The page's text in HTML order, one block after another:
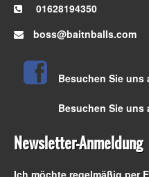
01628194350
boss@baitnballs.com
Besuchen Sie uns
Besuchen Sie uns
Newsletter-Anmeldung
Ich möchte regelmäßig per